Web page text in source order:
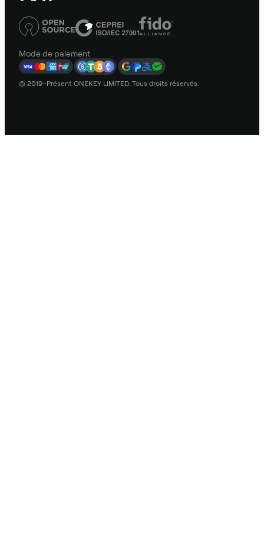
Mode de paiement
© 2019–Présent ONEKEY LIMITED. Tous droits réservés.